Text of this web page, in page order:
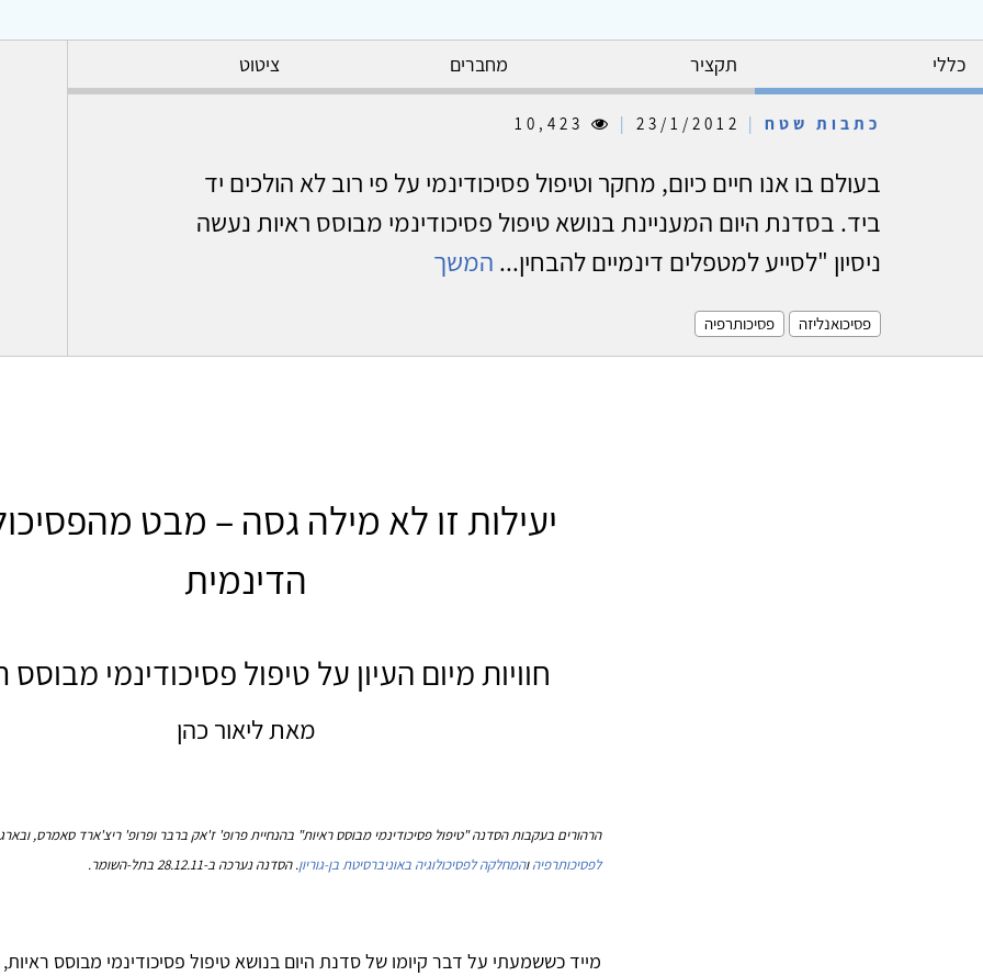
כללי תקציר מחברים ציטוט
כתבות שטח |
|
בעולם בו אנו חיים כיום, מחקר וטיפול פסיכודינמי על פי רוב לא הולכים יד
ביד. בסדנת היום המעניינת בנושא טיפול פסיכודינמי מבוסס ראיות נעשה
ניסיון "לסייע למטפלים דינמיים להבחין... המשך
פסיכואנליזה פסיכותרפיה
יעילות זו לא מילה גסה – מבט
הדינמית
חוויות מיום העיון על טיפול פסיכודינמי מבוסס
מאת ליאור כהן
הרהורים בעקבות הסדנה "טיפול פסיכודינמי מבוסס ראיות" בהנחיית פרופ' ז'אק ברבר ופרופ' ריצ'ארד סאמרס,
לפסיכותרפיהוהמחלקה לפסיכולוגיה באוניברסיטת בן-גוריון. הסדנה נערכה ב-28.12.11 בתל-השומר.
מייד כששמעתי על דבר קיומו של סדנת היום בנושא טיפול פסיכודינמי מבוסס ראיות,